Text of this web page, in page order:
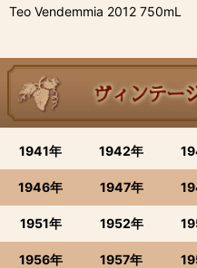
Teo Vendemmia 2012 750mL
1941年 1942年
1946年 1947年
1951年 1952年
1956年 1957年